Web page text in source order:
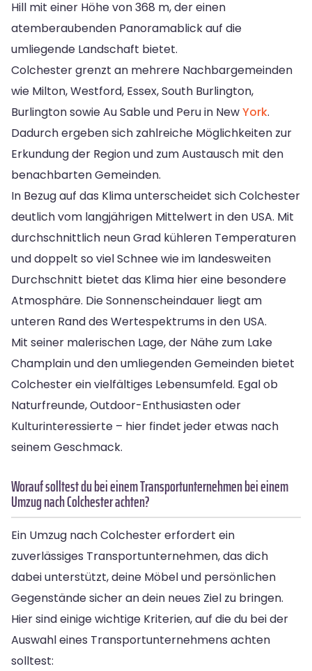
Hill mit einer Höhe von 368 m, der einen
atemberaubenden Panoramablick auf die
umliegende Landschaft bietet.
Colchester grenzt an mehrere Nachbargemeinden
wie Milton, Westford, Essex, South Burlington,
Burlington sowie Au Sable und Peru in NewYork.
Dadurch ergeben sich zahlreiche Möglichkeiten zur
Erkundung der Region und zum Austausch mit den
benachbarten Gemeinden.
In Bezug auf das Klima unterscheidet sich Colchester
deutlich vom langjährigen Mittelwert in den USA. Mit
durchschnittlich neun Grad kühleren Temperaturen
und doppelt so viel Schnee wie im landesweiten
Durchschnitt bietet das Klima hier eine besondere
Atmosphäre. Die Sonnenscheindauer liegt am
unteren Rand des Wertespektrums in den USA.
Mit seiner malerischen Lage, der Nähe zum Lake
Champlain und den umliegenden Gemeinden bietet
Colchester ein vielfältiges Lebensumfeld. Egal ob
Naturfreunde, Outdoor-Enthusiasten oder
Kulturinteressierte – hier findet jeder etwas nach
seinem Geschmack.
Worauf solltest du bei einem Transportunternehmen bei einem
Umzug nach Colchester achten?
Ein Umzug nach Colchester erfordert ein
zuverlässiges Transportunternehmen, das dich
dabei unterstützt, deine Möbel und persönlichen
Gegenstände sicher an dein neues Ziel zu bringen.
Hier sind einige wichtige Kriterien, auf die du bei der
Auswahl eines Transportunternehmens achten
solltest: